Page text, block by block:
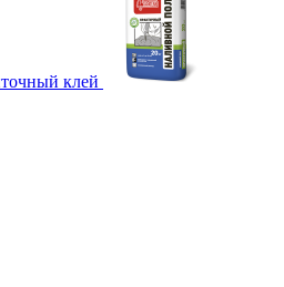
клей